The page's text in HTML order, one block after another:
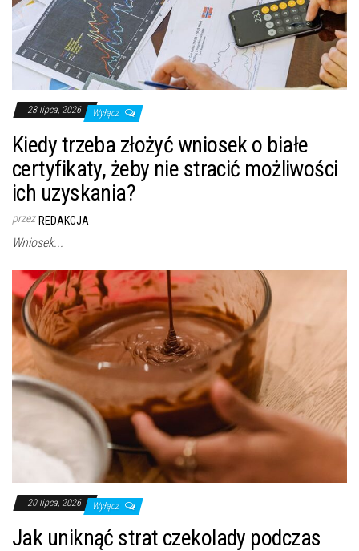
28 lipca, 2026 Wyłącz
Kiedy trzeba złożyć wniosek o białe
certyfikaty, żeby nie stracić możliwości
ich uzyskania?
przez REDAKCJA
Wniosek...
20 lipca, 2026 Wyłącz
Jak uniknąć strat czekolady podczas